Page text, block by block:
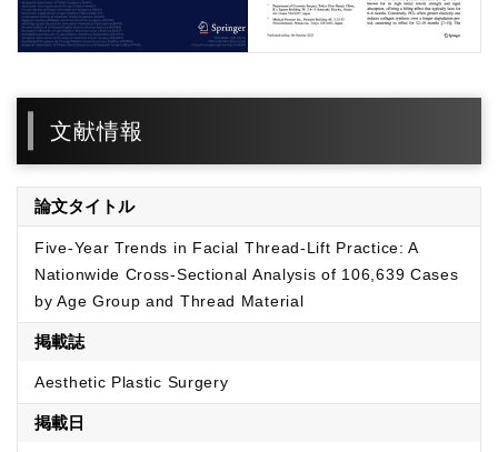
文献情報
論文タイトル
Five-Year Trends in Facial Thread-Lift Practice: A
Nationwide Cross-Sectional Analysis of 106,639 Cases
by Age Group and Thread Material
掲載誌
Aesthetic Plastic Surgery
掲載日